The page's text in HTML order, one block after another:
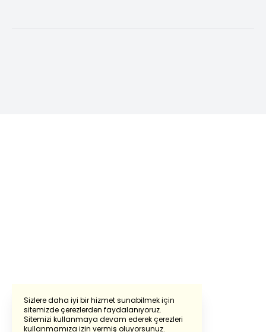
Sizlere daha iyi bir hizmet sunabilmek için
sitemizde çerezlerden faydalanıyoruz.
Sitemizi kullanmaya devam ederek çerezleri
kullanmamıza izin vermiş oluyorsunuz.
Powered by Translate